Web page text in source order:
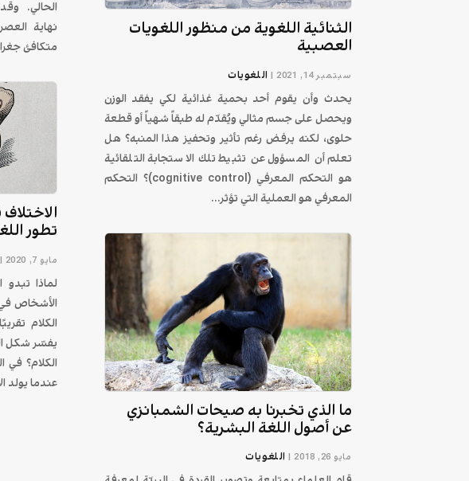
الثنائية‌ ‌اللغوية‌ ‌من‌ ‌منظور‌ ‌اللغويات‌
‌العصبية‌
سبتمبر 14, 2021 | اللغويات
يحدث وأن يقوم أحد بحمية غذائية لكي يفقد الوزن
ويحصل على جسم مثالي ويُقدّم له طبقاً شهياً أو قطعة
حلوى، لكنه يرفض رغم تأثير وتحفيز هذا المنبه؟ هل
تعلم أن المسؤول عن تثبيط تلك الاستجابة التلقائية
هو التحكم المعرفي (cognitive control)؟ التحكم
المعرفي هو العملية التي تؤثر...
ما الذي تخبرنا به صيحات الشمبانزي
عن أصول اللغة البشرية؟
مايو 26, 2018 | اللغويات
الحالي.
نهاية
متكافئ
تطور
مايو 7, 2020 |
لماذا
الأشخاص
الكلام
يفسّر شكل
الكلام؟ في
عندما يولد